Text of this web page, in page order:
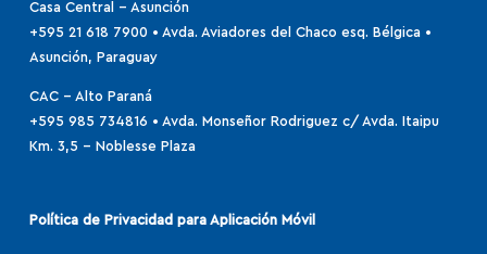
Casa Central - Asunción
+595 21 618 7900 • Avda. Aviadores del Chaco esq. Bélgica •
Asunción, Paraguay
CAC - Alto Paraná
+595 985 734816 • Avda. Monseñor Rodriguez c/ Avda. Itaipu
Km. 3,5 – Noblesse Plaza
Política de Privacidad para Aplicación Móvil